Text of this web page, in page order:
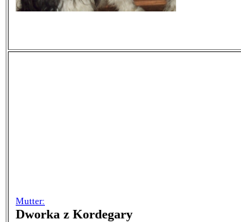
Mutter:
Dworka z Kordegary